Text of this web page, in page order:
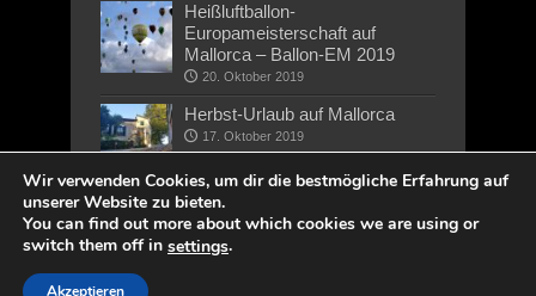
Heißluftballon-
Europameisterschaft auf
Mallorca – Ballon-EM 2019
20. Oktober 2019
Herbst-Urlaub auf Mallorca
17. Oktober 2019
Copyright © 2019 wirMallorca.de - Alle Rechte vorbehalten |
Wir verwenden Cookies, um dir die bestmögliche Erfahrung auf
unserer Website zu bieten.
You can find out more about which cookies we are using or
switch them off in settings.
Akzeptieren